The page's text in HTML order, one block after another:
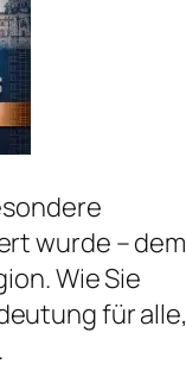
wurde – dem
Wie Sie
für alle,